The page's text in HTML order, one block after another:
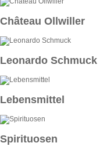
Château Ollwiller
Leonardo Schmuck
Lebensmittel
Spirituosen